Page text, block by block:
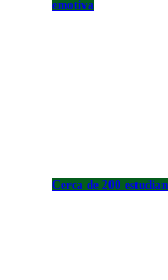
emotiva
Cerca de 200